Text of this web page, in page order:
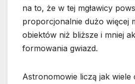
na to, że w tej mgławicy
proporcjonalnie dużo więcej
obiektów niż bliższe i mniej
formowania gwiazd.
Astronomowie liczą jak wiele